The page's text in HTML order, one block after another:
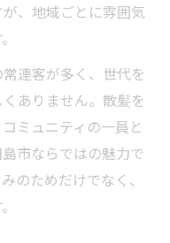
、地域ごとに雰囲気
連客が多く、世代を
ありません。散髪を
ミュニティの一員と
市ならではの魅力で
のためだけでなく、